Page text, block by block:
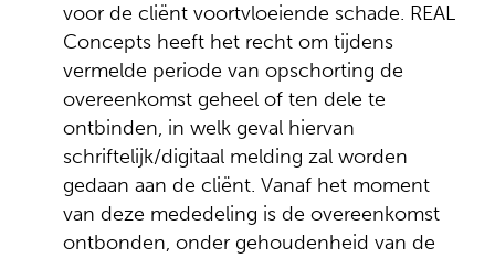
voor de cliënt voortvloeiende schade. REAL
Concepts heeft het recht om tijdens
vermelde periode van opschorting de
overeenkomst geheel of ten dele te
ontbinden, in welk geval hiervan
schriftelijk/digitaal melding zal worden
gedaan aan de cliënt. Vanaf het moment
van deze mededeling is de overeenkomst
ontbonden, onder gehoudenheid van de